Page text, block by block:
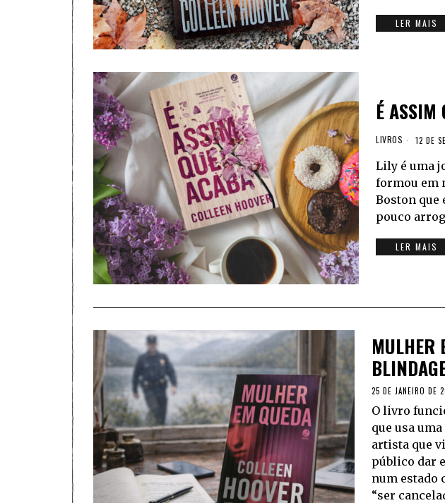
LER MAIS
É ASSIM
LIVROS 12 DE
Lily é uma
formou em
Boston que
pouco
LER MAIS
MULHER
25 DE JANEIRO DE
O livro
que usa
artista que
público dar
num estado
“ser